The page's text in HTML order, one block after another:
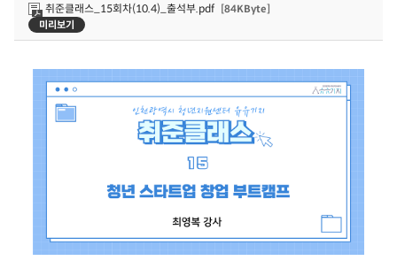
취준클래스_15회차(10.4)_출석부.pdf [84KByte]
미리보기